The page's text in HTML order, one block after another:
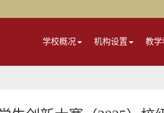
学校概况 机构设置 教学